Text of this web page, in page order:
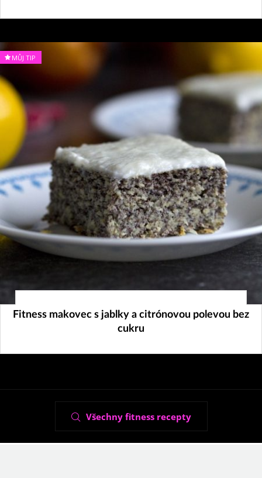
MŮJ TIP
14. 3. 2023
Fitness makovec s jablky a citrónovou polevou bez
cukru
Všechny fitness recepty